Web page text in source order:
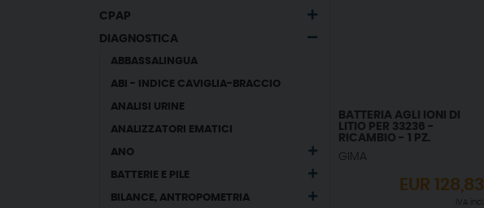
CPAP
DIAGNOSTICA
ABBASSALINGUA
ABI - INDICE CAVIGLIA-BRACCIO
ANALISI URINE
ANALIZZATORI EMATICI
ANO
BATTERIE E PILE
BILANCE, ANTROPOMETRIA
BATTERIA AGLI IONI DI
LITIO PER 33236 -
RICAMBIO - 1 PZ.
GIMA
EUR128,83
IVA incl.